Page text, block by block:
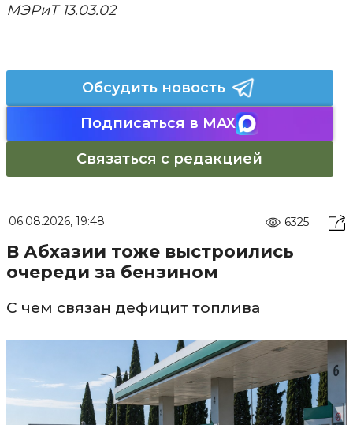
МЭРиТ 13.03.02
Обсудить новость
Подписаться в MAX
Связаться с редакцией
06.08.2026, 19:48 6325
В Абхазии тоже выстроились
очереди за бензином
С чем связан дефицит топлива